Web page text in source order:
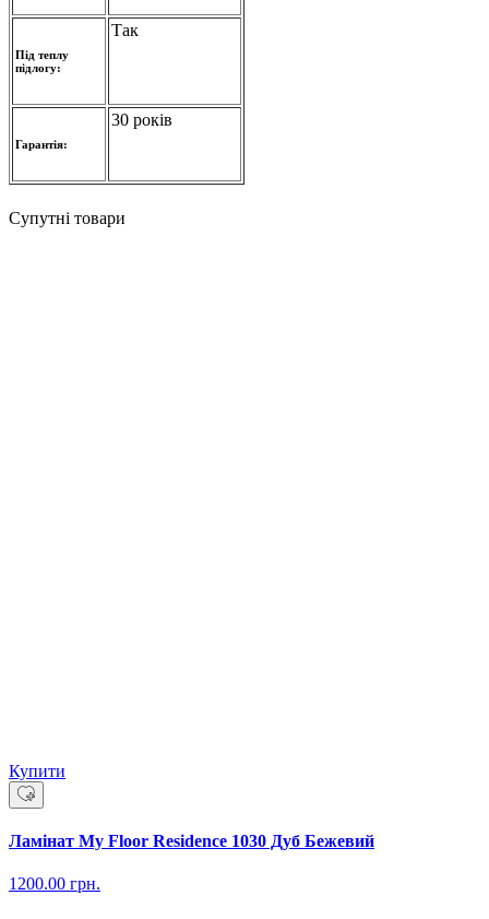
Під теплу
підлогу:
Так
Гарантія:
30 років
Супутні товари
Купити
Ламінат My Floor Residence 1030 Дуб Бежевий
1200.00 грн.